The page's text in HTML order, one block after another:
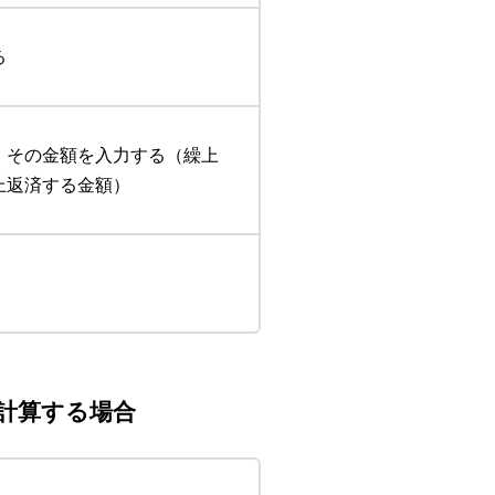
の金額を入力する（繰上
済する金額）
算する場合